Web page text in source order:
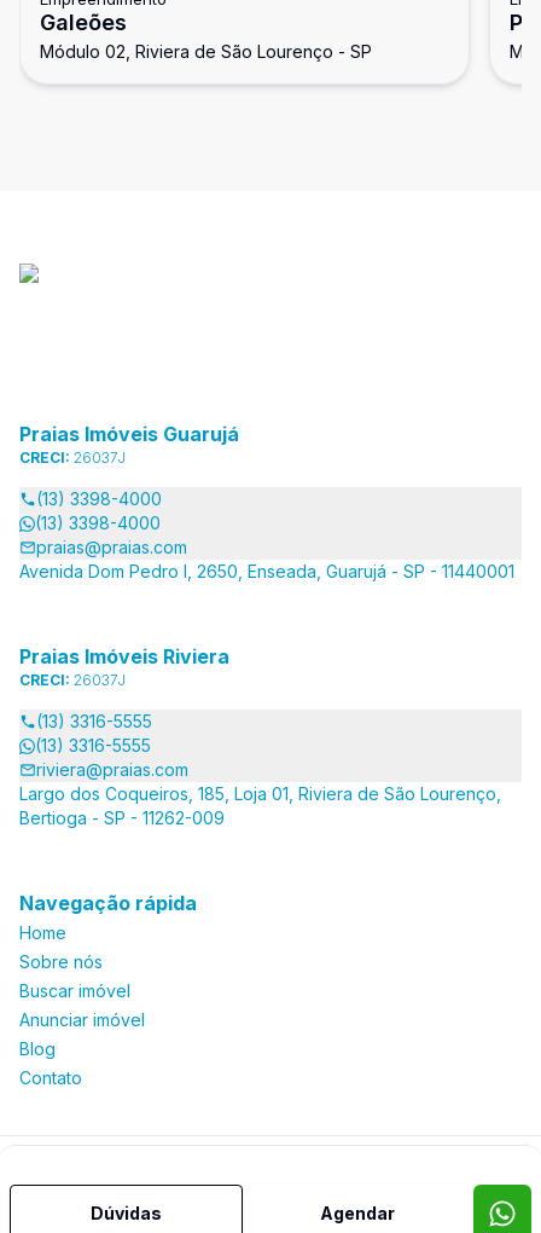
Galeões
Módulo 02, Riviera de São Lourenço - SP
Dúvidas Agendar
Praias Imóveis Guarujá
CRECI: 26037J
(13) 3398-4000
(13) 3398-4000
praias@praias.com
Avenida Dom Pedro I, 2650, Enseada, Guarujá - SP - 11440001
Praias Imóveis Riviera
CRECI: 26037J
(13) 3316-5555
(13) 3316-5555
riviera@praias.com
Largo dos Coqueiros, 185, Loja 01, Riviera de São Lourenço,
Bertioga - SP - 11262-009
Navegação rápida
Home
Sobre nós
Buscar imóvel
Anunciar imóvel
Blog
Contato
Selo de Tecnologia Loft